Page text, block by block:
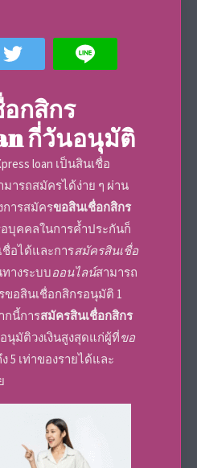
กสิกร
กี่วันอนุมัติ
loan เป็นสินเชื่อ
มารถสมัครได้ง่าย ๆ ผ่าน
การสมัครขอสินเชื่อกสิกร
บุคคลในการค้ำประกันก็
ชื่อได้และการสมัครสินเชื่อ
ทางระบบออนไลน์สามารถ
ขอสินเชื่อกสิกรอนุมัติ 1
กนี้การสมัครสินเชื่อกสิกร
นุมัติวงเงินสูงสุดแก่ผู้ที่ขอ
5 เท่าของรายได้และ